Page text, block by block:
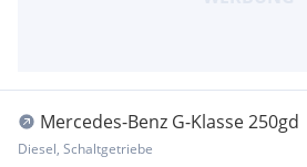
Mercedes-Benz G-Klasse 250gd
Diesel, Schaltgetriebe